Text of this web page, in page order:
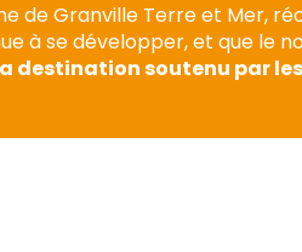
de Granville Terre et Mer,
à se développer, et que le
destination soutenu par